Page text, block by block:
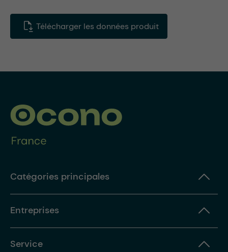
Télécharger les données produit
Catégories principales
Entreprises
Service